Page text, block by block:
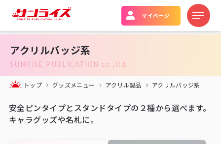
マイページ
アクリルバッジ系
SUNRISE PUBLICATION co.,ltd.
トップ グッズメニュー アクリル製品 アクリルバッジ系
安全ピンタイプとスタンドタイプの２種から選べます。
キャラグッズや名札に。